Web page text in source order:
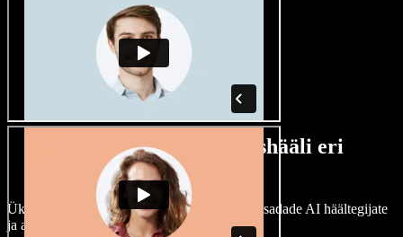
Lai valik mees- ja naishääli eri
aktsentidega
Ükski projekt ei pea kõlama ühtemoodi. Vali sadade AI häältegijate
ja aktsentide hulgast ning kohanda neid.